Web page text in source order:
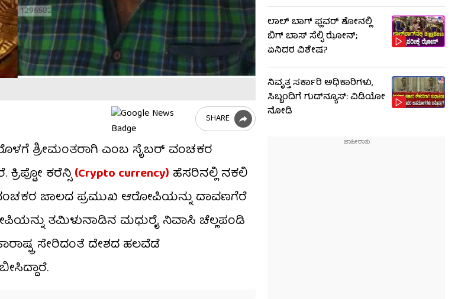
SHARE
ಶ್ರೀಮಂತರಾಗಿ ಎಂಬ ಸೈಬರ್ ವಂಚಕರ
ಕರೆನ್ಸಿ(Crypto currency) ಹೆಸರಿನಲ್ಲಿ ನಕಲಿ
ಜಾಲದ ಪ್ರಮುಖ ಆರೋಪಿಯನ್ನು ದಾವಣಗೆರೆ
ತಮಿಳುನಾಡಿನ ಮಧುರೈ ನಿವಾಸಿ ಚೆಲ್ಲಪಂಡಿ
ಸೇರಿದಂತೆ ದೇಶದ ಹಲವೆಡೆ
ಲಾಲ್ ಬಾಗ್ ಫ್ಲವರ್ ಶೋನಲ್ಲಿ
ಬಿಗ್ ಬಾಸ್ ಸೆಲ್ಫಿ ಝೋನ್;
ಏನಿದರ ವಿಶೇಷ?
ನಿವೃತ್ತ ಸರ್ಕಾರಿ ಅಧಿಕಾರಿಗಳು,
ಸಿಬ್ಬಂದಿಗೆ ಗುಡ್​ನ್ಯೂಸ್: ವಿಡಿಯೋ
ನೋಡಿ